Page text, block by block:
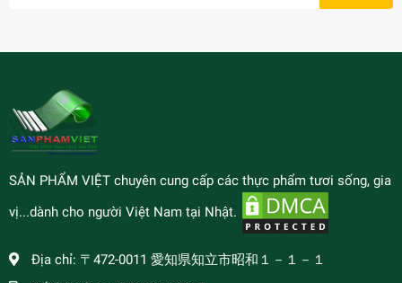
SẢN PHẨM VIỆT chuyên cung cấp các thực phẩm tươi sống, gia
vị...dành cho người Việt Nam tại Nhật.
Địa chỉ: 〒472-0011 愛知県知立市昭和１－１－１